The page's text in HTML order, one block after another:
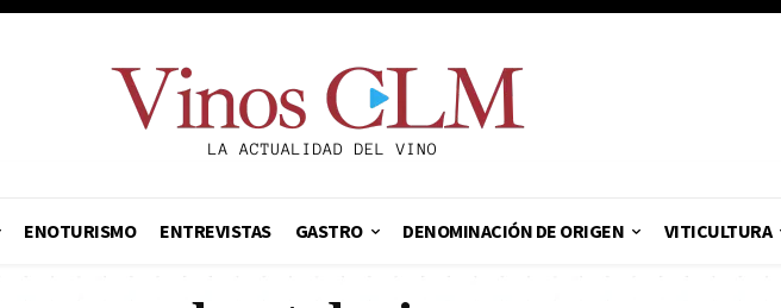
ENOTURISMO ENTREVISTAS GASTRO DENOMINACIÓN DE ORIGEN VITICULTURA